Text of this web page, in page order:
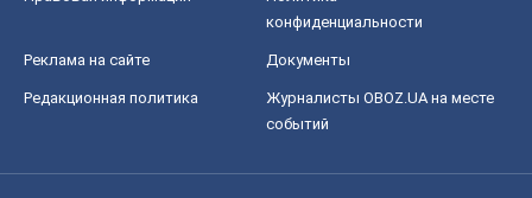
конфиденциальности
Реклама на сайте Документы
Редакционная политика
Журналисты OBOZ.UA на месте
событий